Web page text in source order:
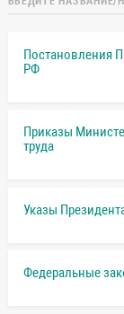
Постановления
РФ
Приказы
труда